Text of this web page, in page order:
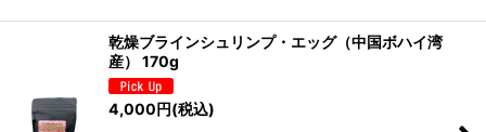
乾燥ブラインシュリンプ・エッグ（中国ボハイ湾
産） 170g
4,000円(税込)